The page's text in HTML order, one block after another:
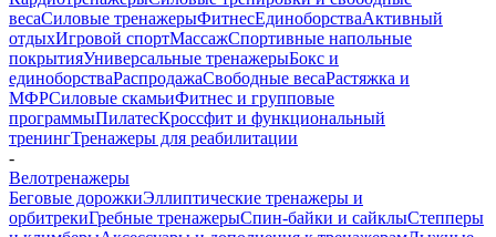
весаСиловые тренажерыФитнесЕдиноборстваАктивный
отдыхИгровой спортМассажСпортивные напольные
покрытияУниверсальные тренажерыБокс и
единоборстваРаспродажаСвободные весаРастяжка и
МФРСиловые скамьиФитнес и групповые
программыПилатесКроссфит и функциональный
тренингТренажеры для реабилитации
-
Велотренажеры
Беговые дорожкиЭллиптические тренажеры и
орбитрекиГребные тренажерыСпин-байки и сайклыСтепперы